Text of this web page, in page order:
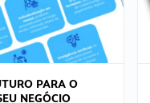
PARA O
NEGÓCIO